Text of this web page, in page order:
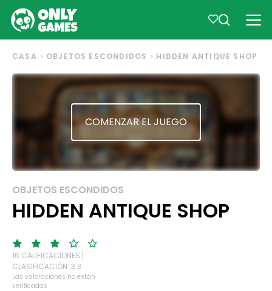
CASA OBJETOS ESCONDIDOS HIDDEN ANTIQUE SHOP
COMENZAR EL JUEGO
OBJETOS ESCONDIDOS
HIDDEN ANTIQUE SHOP
16 CALIFICACIONES |
CLASIFICACIÓN: 3.3
Las valoraciones no están
verificadas